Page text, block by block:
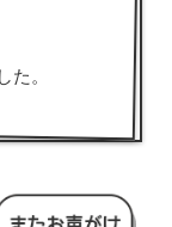
た。